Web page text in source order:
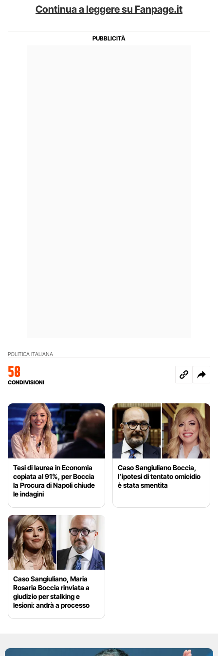
Continua a leggere su Fanpage.it
POLITICA ITALIANA
58
CONDIVISIONI
Tesi di laurea in Economia
copiata al 91%, per Boccia
la Procura di Napoli chiude
le indagini
Caso Sangiuliano Boccia,
l’ipotesi di tentato omicidio
è stata smentita
Caso Sangiuliano, Maria
Rosaria Boccia rinviata a
giudizio per stalking e
lesioni: andrà a processo